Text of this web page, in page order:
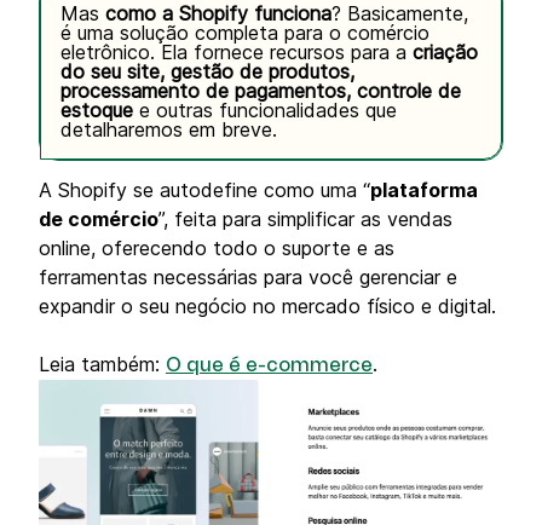
Mas como a Shopify funciona? Basicamente,
é uma solução completa para o comércio
eletrônico. Ela fornece recursos para a criação
do seu site, gestão de produtos,
processamento de pagamentos, controle de
estoque e outras funcionalidades que
detalharemos em breve.
A Shopify se autodefine como uma “plataforma
de comércio”, feita para simplificar as vendas
online, oferecendo todo o suporte e as
ferramentas necessárias para você gerenciar e
expandir o seu negócio no mercado físico e digital.
Leia também: O que é e-commerce.